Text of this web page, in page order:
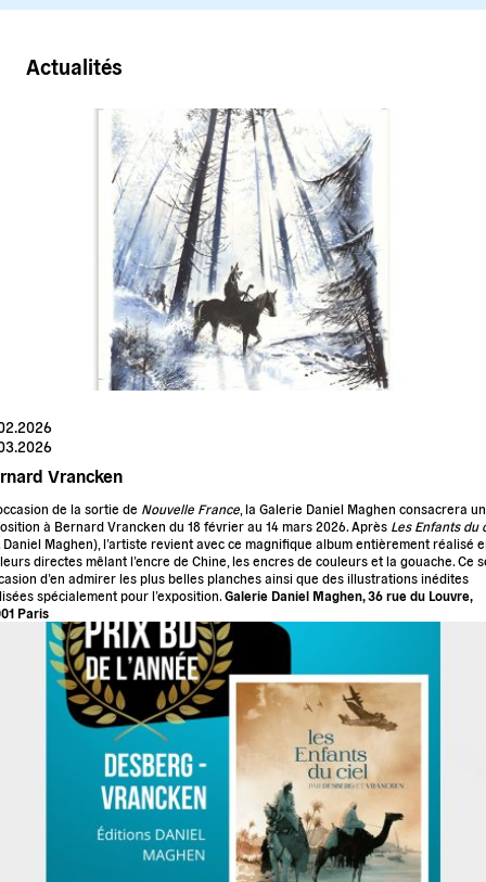
Actualités
Vrancken
de la sortie de Nouvelle France , la Galerie Daniel Maghen consacrera
à Bernard Vrancken du 18 février au 14 mars 2026. Après Les Enfants du
Daniel Maghen), l’artiste revient avec ce magnifique album entièrement réalisé
directes mêlant l’encre de Chine, les encres de couleurs et la gouache. Ce
d’en admirer les plus belles planches ainsi que des illustrations inédites
spécialement pour l’exposition.Galerie Daniel Maghen, 36 rue du Louvre,
Paris